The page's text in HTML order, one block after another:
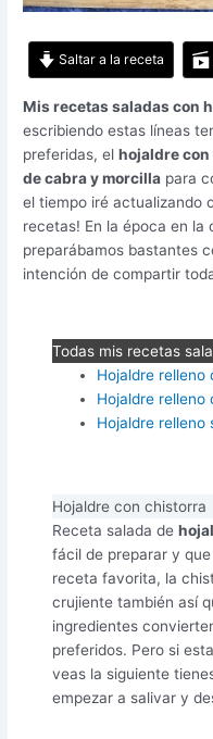
Saltar a la receta
Mis recetas saladas con
escribiendo estas líneas
preferidas, elhojaldre
de cabra y morcilla para
el tiempo iré actualizando
recetas! En la época en la
preparábamos bastantes
intención de compartir
Todas mis recetas
Hojaldre relleno
Hojaldre relleno
Hojaldre relleno
Hojaldre con chistorra
Receta salada de
fácil de preparar y
receta favorita, la
crujiente también así
ingredientes
preferidos. Pero si
veas la siguiente
empezar a salivar y